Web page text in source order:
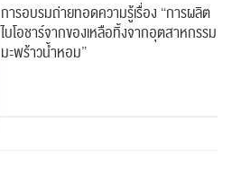
การอบรมถ่ายทอดความรู้เรื่อง “การผลิต
ไบโอชาร์จากของเหลือทิ้งจากอุตสาหกรรม
มะพร้าวน้ำหอม”